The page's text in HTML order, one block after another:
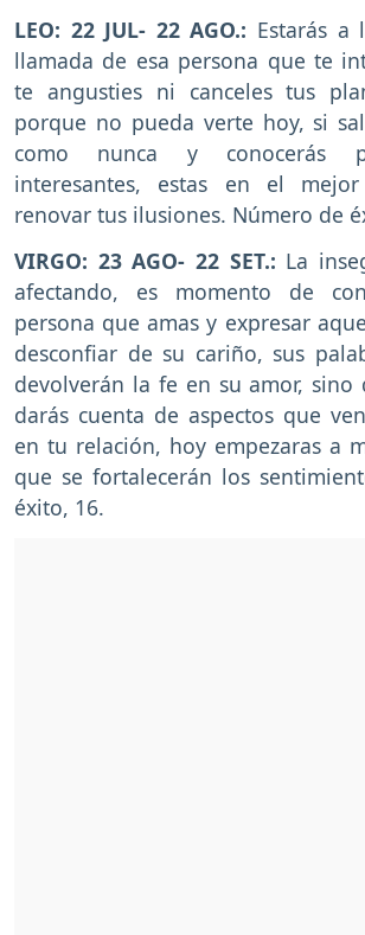
LEO: 22 JUL- 22 AGO.: Estarás a
llamada de esa persona que te
te angusties ni canceles tus
porque no pueda verte hoy, si
como nunca y conocerás
interesantes, estas en el
renovar tus ilusiones. Número de
VIRGO: 23 AGO- 22 SET.: La
afectando, es momento de
persona que amas y expresar
desconfiar de su cariño, sus
devolverán la fe en su amor, sino
darás cuenta de aspectos que
en tu relación, hoy empezaras a
que se fortalecerán los
éxito, 16.